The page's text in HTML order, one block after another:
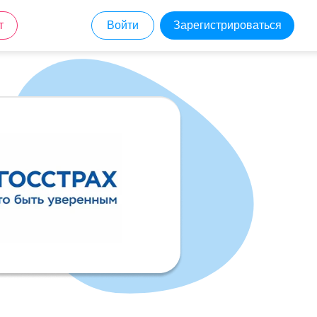
Зарегистрироваться
Войти